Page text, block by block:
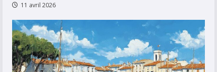
11 avril 2026